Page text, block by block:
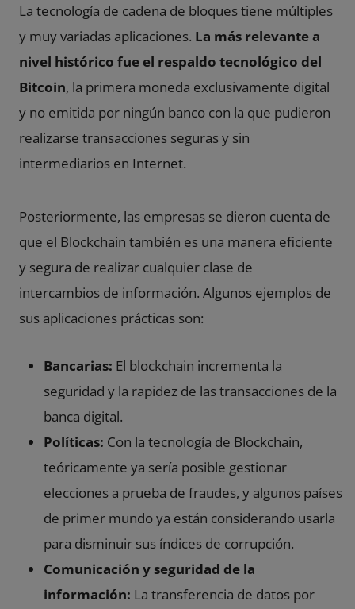
La tecnología de cadena de bloques tiene múltiples
y muy variadas aplicaciones. La más relevante a
nivel histórico fue el respaldo tecnológico del
Bitcoin, la primera moneda exclusivamente digital
y no emitida por ningún banco con la que pudieron
realizarse transacciones seguras y sin
intermediarios en Internet.
Posteriormente, las empresas se dieron cuenta de
que el Blockchain también es una manera eficiente
y segura de realizar cualquier clase de
intercambios de información. Algunos ejemplos de
sus aplicaciones prácticas son:
Bancarias: El blockchain incrementa la
seguridad y la rapidez de las transacciones de la
banca digital.
Políticas: Con la tecnología de Blockchain,
teóricamente ya sería posible gestionar
elecciones a prueba de fraudes, y algunos países
de primer mundo ya están considerando usarla
para disminuir sus índices de corrupción.
Comunicación y seguridad de la
información: La transferencia de datos por